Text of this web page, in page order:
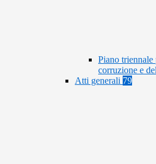
Piano triennale
corruzione e
Atti generali 79